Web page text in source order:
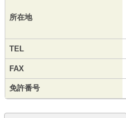
所在地
TEL
FAX
免許番号